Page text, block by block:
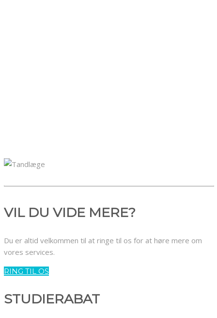
VIL DU VIDE MERE?
Du er altid velkommen til at ringe til os for at høre mere om
vores services.
RING TIL OS
STUDIERABAT